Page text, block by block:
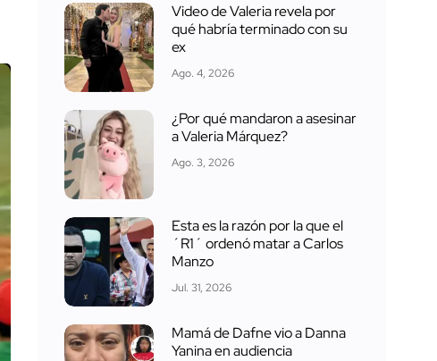
Video de Valeria revela por
qué habría terminado con su
ex
Ago. 4, 2026
¿Por qué mandaron a asesinar
a Valeria Márquez?
Ago. 3, 2026
Esta es la razón por la que el
´R1´ ordenó matar a Carlos
Manzo
Jul. 31, 2026
Mamá de Dafne vio a Danna
Yanina en audiencia